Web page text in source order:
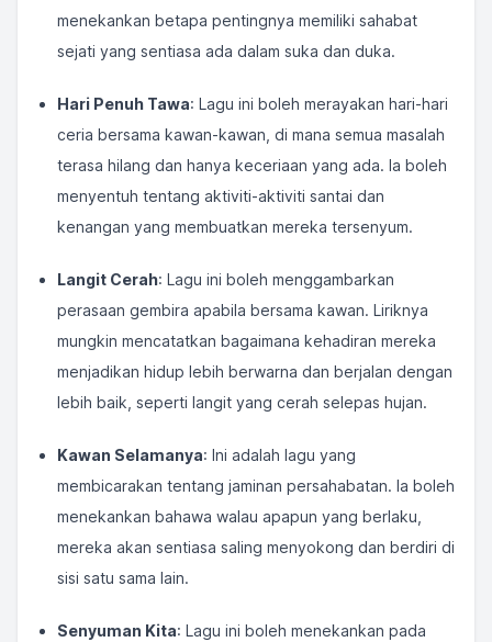
menekankan betapa pentingnya memiliki sahabat
sejati yang sentiasa ada dalam suka dan duka.
Hari Penuh Tawa: Lagu ini boleh merayakan hari-hari
ceria bersama kawan-kawan, di mana semua masalah
terasa hilang dan hanya keceriaan yang ada. Ia boleh
menyentuh tentang aktiviti-aktiviti santai dan
kenangan yang membuatkan mereka tersenyum.
Langit Cerah: Lagu ini boleh menggambarkan
perasaan gembira apabila bersama kawan. Liriknya
mungkin mencatatkan bagaimana kehadiran mereka
menjadikan hidup lebih berwarna dan berjalan dengan
lebih baik, seperti langit yang cerah selepas hujan.
Kawan Selamanya: Ini adalah lagu yang
membicarakan tentang jaminan persahabatan. Ia boleh
menekankan bahawa walau apapun yang berlaku,
mereka akan sentiasa saling menyokong dan berdiri di
sisi satu sama lain.
Senyuman Kita: Lagu ini boleh menekankan pada